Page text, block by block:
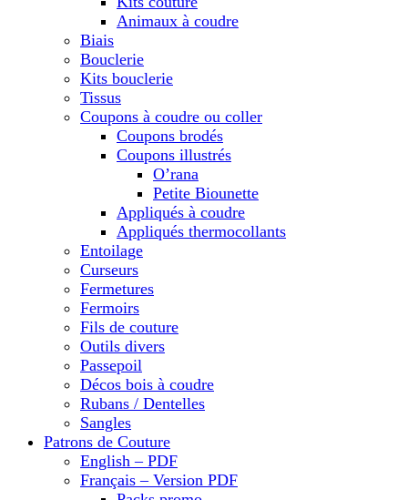
Animaux à coudre
Biais
Bouclerie
Kits bouclerie
Tissus
Coupons à coudre ou coller
Coupons brodés
Coupons illustrés
O’rana
Petite Biounette
Appliqués à coudre
Appliqués thermocollants
Entoilage
Curseurs
Fermetures
Fermoirs
Fils de couture
Outils divers
Passepoil
Décos bois à coudre
Rubans / Dentelles
Sangles
Patrons de Couture
English – PDF
Français – Version PDF